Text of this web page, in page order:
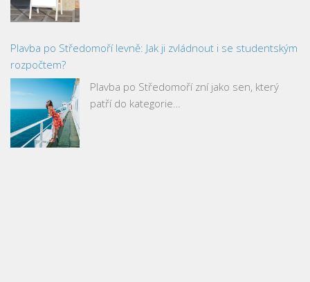
Plavba po Středomoří levně: Jak ji zvládnout i se studentským
rozpočtem?
Plavba po Středomoří zní jako sen, který
patří do kategorie…